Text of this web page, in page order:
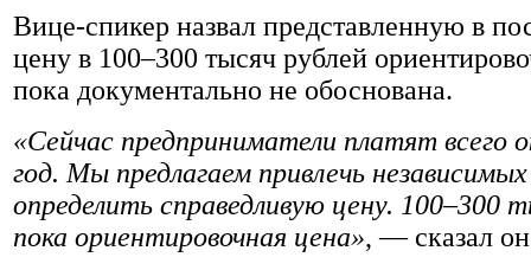
Вице-спикер назвал представленную в
цену в 100–300 тысяч рублей
пока документально не обоснована.
«Сейчас предприниматели платят всего
год. Мы предлагаем привлечь
определить справедливую цену. 100–300
пока ориентировочная цена», — сказал